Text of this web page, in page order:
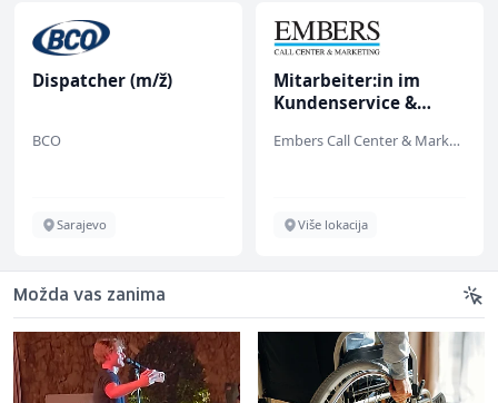
Dispatcher (m/ž)
BCO
Sarajevo
Mitarbeiter:in im
Kundenservice &
Embers Call Center & Marketing
Više lokacija
Možda vas zanima